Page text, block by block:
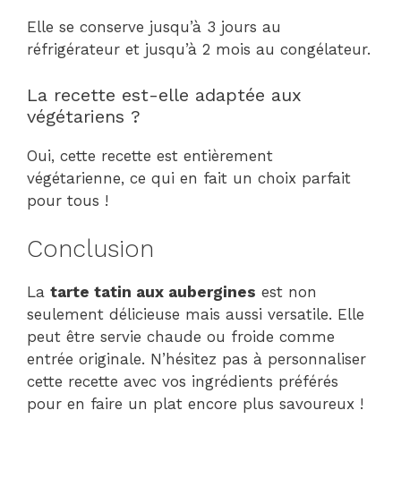
Elle se conserve jusqu’à 3 jours au
réfrigérateur et jusqu’à 2 mois au congélateur.
La recette est-elle adaptée aux
végétariens ?
Oui, cette recette est entièrement
végétarienne, ce qui en fait un choix parfait
pour tous !
Conclusion
La tarte tatin aux aubergines est non
seulement délicieuse mais aussi versatile. Elle
peut être servie chaude ou froide comme
entrée originale. N’hésitez pas à personnaliser
cette recette avec vos ingrédients préférés
pour en faire un plat encore plus savoureux !